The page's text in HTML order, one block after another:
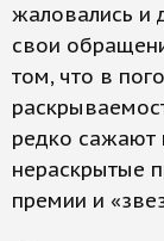
жаловались и
свои
том, что в
редко сажают
нераскрытые
премии и